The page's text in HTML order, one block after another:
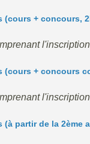
(cours + concours,
(cours + concours
(à partir de la 2ème